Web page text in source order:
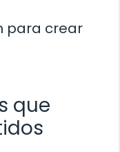
para crear
que